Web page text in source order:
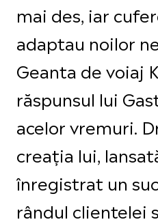
mai des, iar
adaptau noilor
Geanta de voiaj
răspunsul lui
acelor vremuri.
creația lui,
înregistrat un
rândul clientelei